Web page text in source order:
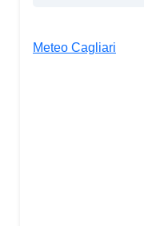
Meteo Cagliari